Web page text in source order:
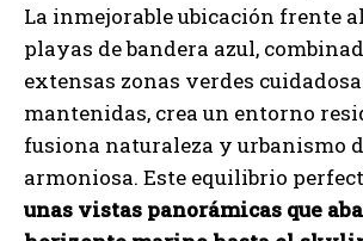
La inmejorable ubicación frente
playas de bandera azul,
extensas zonas verdes
mantenidas, crea un entorno
fusiona naturaleza y urbanismo
armoniosa. Este equilibrio
unas vistas panorámicas que